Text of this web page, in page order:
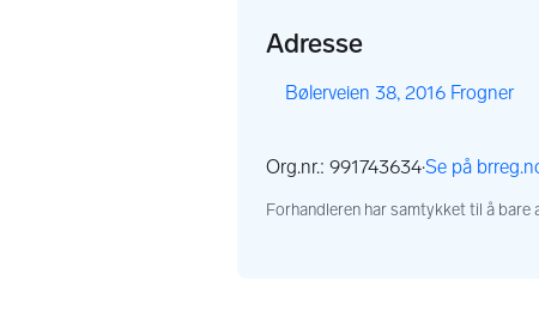
Adresse
Bølerveien 38, 2016 Frogner
Org.nr.: 991743634·Se på
,
Forhandleren har samtykket til å bare